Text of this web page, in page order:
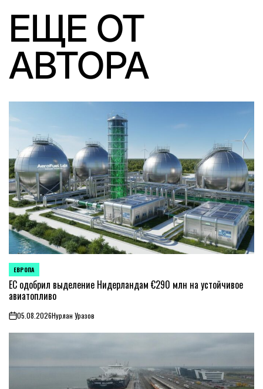
ЕЩЕ ОТ
АВТОРА
ОПУБЛИКОВАНО
В
ЕВРОПА
ЕС одобрил выделение Нидерландам €290 млн на устойчивое
авиатопливо
on05.08.2026Нурлан Уразов